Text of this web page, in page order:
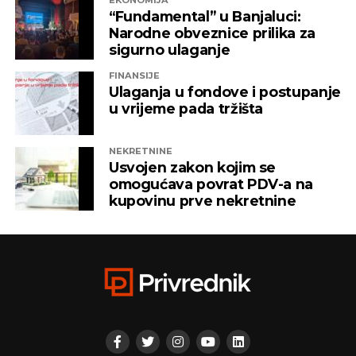
ITSS”, “Sirius 2010”, “Kaldera”, “K-2 Audio” u čijem je
vlasništvu Alternativna televizija, “Una World” u
čijem je vlasništvu bila “Una TV”.
Iz “Infinity-ja” su tada saopštili da će bez posla ostati
oko 800 ljudi, a spas su potražili u registrovanju
novih kompanija i promjenama vlasničke strukture,
pretvarajućći dotatašnje rukovodioce u vlasnike.
„Invictus“ su prije mjesec dana osnovali menadžeri
„Prointera“ i „Siriusa”.
REKLAMA
“Fundamental” u Banjaluci:
Narodne obveznice prilika za
sigurno ulaganje
FINANSIJE
Ulaganja u fondove i postupanje
u vrijeme pada tržišta
NEKRETNINE
Usvojen zakon kojim se
omogućava povrat PDV-a na
kupovinu prve nekretnine